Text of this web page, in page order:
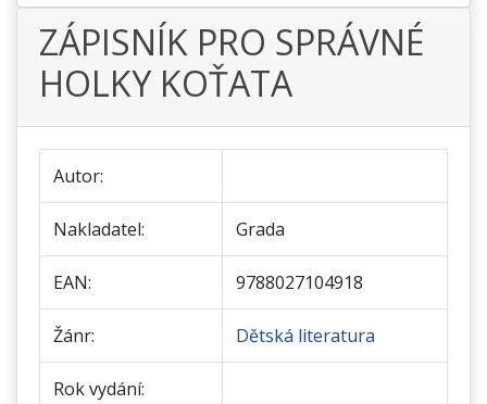
ZÁPISNÍK PRO SPRÁVNÉ
HOLKY KOŤATA
Autor:
Nakladatel: Grada
EAN: 9788027104918
Žánr: Dětská literatura
Rok vydání: